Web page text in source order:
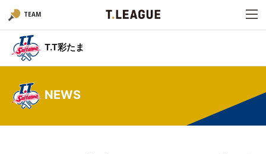
TEAM
T.T彩たま
NEWS